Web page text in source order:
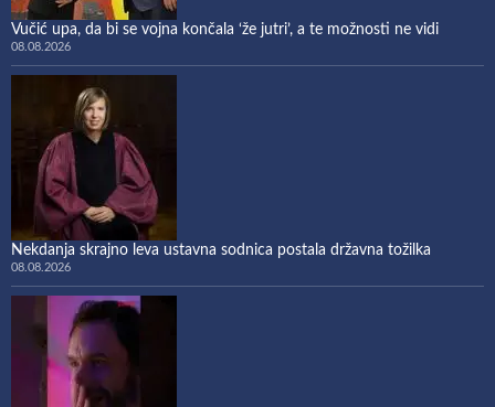
Vučić upa, da bi se vojna končala ‘že jutri’, a te možnosti ne vidi
08.08.2026
Nekdanja skrajno leva ustavna sodnica postala državna tožilka
08.08.2026